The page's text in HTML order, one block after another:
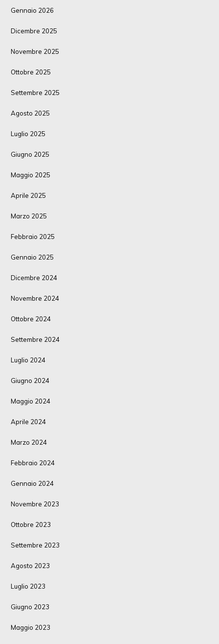
Gennaio 2026
Dicembre 2025
Novembre 2025
Ottobre 2025
Settembre 2025
Agosto 2025
Luglio 2025
Giugno 2025
Maggio 2025
Aprile 2025
Marzo 2025
Febbraio 2025
Gennaio 2025
Dicembre 2024
Novembre 2024
Ottobre 2024
Settembre 2024
Luglio 2024
Giugno 2024
Maggio 2024
Aprile 2024
Marzo 2024
Febbraio 2024
Gennaio 2024
Novembre 2023
Ottobre 2023
Settembre 2023
Agosto 2023
Luglio 2023
Giugno 2023
Maggio 2023